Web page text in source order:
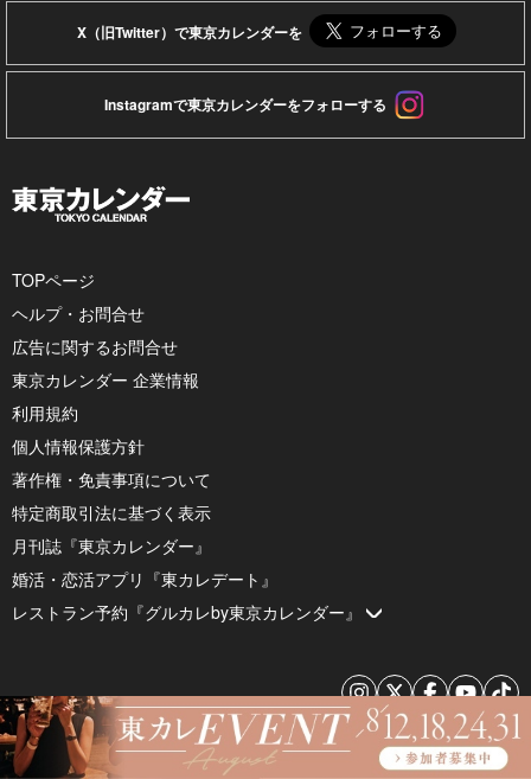
X（旧Twitter）で東京カレンダーを
Instagramで東京カレンダーをフォローする
TOPページ
ヘルプ・お問合せ
広告に関するお問合せ
東京カレンダー 企業情報
利用規約
個人情報保護方針
著作権・免責事項について
特定商取引法に基づく表示
月刊誌『東京カレンダー』
婚活・恋活アプリ『東カレデート』
レストラン予約『グルカレby東京カレンダー』
© 2026 by Tokyo Calendar, Inc.